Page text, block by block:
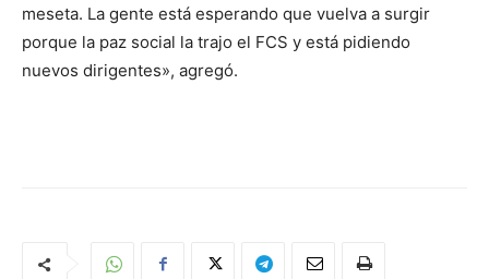
meseta. La gente está esperando que vuelva a surgir
porque la paz social la trajo el FCS y está pidiendo
nuevos dirigentes», agregó.